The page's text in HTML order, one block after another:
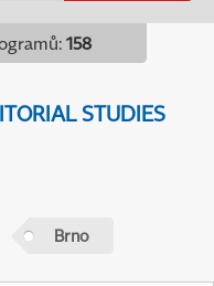
: 158
STUDIES
Brno